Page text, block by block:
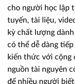
cho người học lập
tuyến, tài liệu,
kỳ chất lượng
có thể dễ dàng
kiến thức với cộng
nguồn tài nguyên
để nhiều người biết